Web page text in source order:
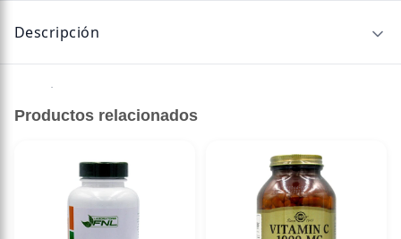
Descripción
60 cápsulas
Productos relacionados